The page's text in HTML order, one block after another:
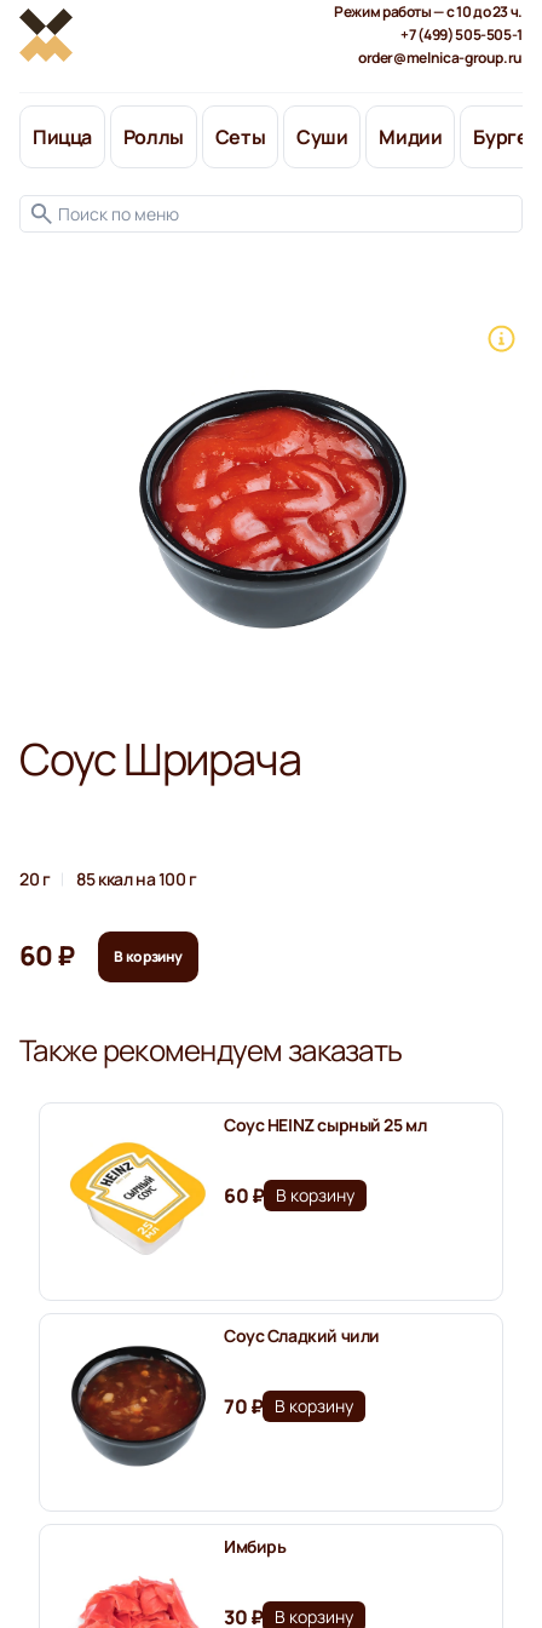
Режим работы — с 10 до 23 ч.
+7 (499) 505-505-1
order@melnica-group.ru
Пицца Роллы Сеты Суши Мидии
Соус Шрирача
20 г 85 ккал на 100 г
60 ₽ В корзину
Также рекомендуем заказать
Соус HEINZ сырный 25 мл
60 ₽ В корзину
Соус Сладкий чили
70 ₽ В корзину
Имбирь
30 ₽ В корзину